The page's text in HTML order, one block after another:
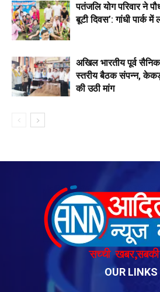
पतंजलि योग परिवार ने
बूटी दिवस’: गांधी पार्क
अखिल भारतीय पूर्व
स्तरीय बैठक संपन्न,
की उठी मांग
OUR LINKS